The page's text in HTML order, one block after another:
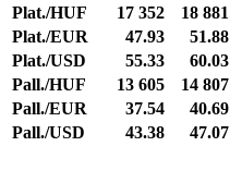
Plat./HUF
17 352
18 881
Plat./EUR
47.93
51.88
Plat./USD
55.33
60.03
Pall./HUF
13 605
14 807
Pall./EUR
37.54
40.69
Pall./USD
43.38 47.07